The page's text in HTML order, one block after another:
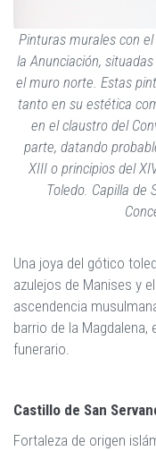
Pinturas murales con
la Anunciación,
el muro norte. Estas
tanto en su estética
en el claustro del
parte, datando
XIII o principios del
Toledo. Capilla de
Una joya del gótico
azulejos de Manises y
ascendencia
barrio de la
funerario.
Castillo de San
Fortaleza de origen